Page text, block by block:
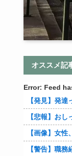
オススメ記
Error: Feed
【発見】発達っぽい
【悲報】おしっこ
【画像】女性、『大人
【警告】職務経歴